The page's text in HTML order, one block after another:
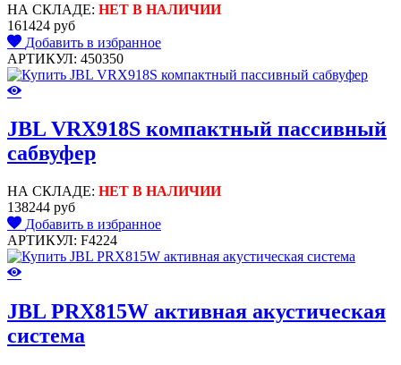
НА СКЛАДЕ: НЕТ В НАЛИЧИИ
161424 руб
Добавить в избранное
АРТИКУЛ: 450350
JBL VRX918S компактный пассивный
сабвуфер
НА СКЛАДЕ: НЕТ В НАЛИЧИИ
138244 руб
Добавить в избранное
АРТИКУЛ: F4224
JBL PRX815W активная акустическая
система